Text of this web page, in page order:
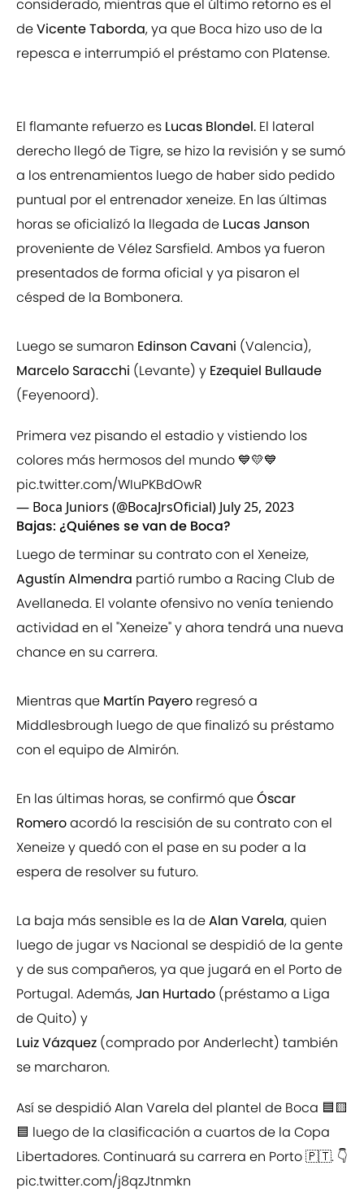
considerado, mientras que el último retorno es el
deVicente Taborda, ya que Boca hizo uso de la
repesca e interrumpió el préstamo con Platense.
El flamante refuerzo es Lucas Blondel. El lateral
derecho llegó de Tigre, se hizo la revisión y se sumó
a los entrenamientos luego de haber sido pedido
puntual por el entrenador xeneize. En las últimas
horas se oficializó la llegada de Lucas Janson
proveniente de Vélez Sarsfield. Ambos ya fueron
presentados de forma oficial y ya pisaron el
césped de la Bombonera.
Luego se sumaron Edinson Cavani (Valencia),
Marcelo Saracchi (Levante) y Ezequiel Bullaude
(Feyenoord).
Primera vez pisando el estadio y vistiendo los
colores más hermosos del mundo 💙💛💙
pic.twitter.com/WIuPKBdOwR
— Boca Juniors (@BocaJrsOficial) July 25, 2023
Bajas: ¿Quiénes se van de Boca?
Luego de terminar su contrato con el Xeneize,
Agustín Almendra partió rumbo a Racing Club de
Avellaneda. El volante ofensivo no venía teniendo
actividad en el "Xeneize" y ahora tendrá una nueva
chance en su carrera.
Mientras que Martín Payero regresó a
Middlesbrough luego de que finalizó su préstamo
con el equipo de Almirón.
En las últimas horas, se confirmó queÓscar
Romeroacordó la rescisión de su contrato con el
Xeneize y quedó con el pase en su poder a la
espera de resolver su futuro.
La baja más sensible es la deAlan Varela, quien
luego de jugar vs Nacional se despidió de la gente
y de sus compañeros, ya que jugará en el Porto de
Portugal. Además,Jan Hurtado (préstamo a Liga
de Quito) y
Luiz Vázquez (comprado por Anderlecht) también
se marcharon.
Así se despidió Alan Varela del plantel de Boca 🟦🟨
🟦 luego de la clasificación a cuartos de la Copa
Libertadores. Continuará su carrera en Porto 🇵🇹. 👇
pic.twitter.com/j8qzJtnmkn